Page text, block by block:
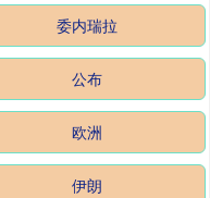
委内瑞拉
公布
欧洲
伊朗